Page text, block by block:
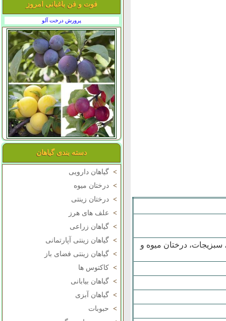
فوت و فن باغبانی امروز
پرورش درخت آلو
دسته بندی گیاهان
> گیاهان دارویی
> درختان میوه
> درختان زینتی
> علف های هرز
> گیاهان زراعی
> گیاهان زینتی آپارتمانی
> گیاهان زینتی فضای باز
> کاکتوس ها
> گیاهان بیابانی
> گیاهان آبزی
> حبوبات
سبزیجات، درختان میوه و